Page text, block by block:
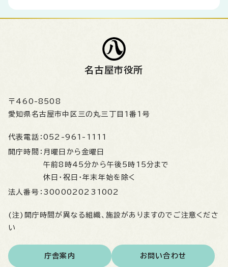
名古屋市役所
〒460-8508
愛知県名古屋市中区三の丸三丁目1番1号
代表電話： 052-961-1111
開庁時間： 月曜日から金曜日
午前8時45分から午後5時15分まで
休日・祝日・年末年始を除く
法人番号： 3000020231002
(注)開庁時間が異なる組織、施設がありますのでご注意くださ
い
庁舎案内 お問い合わせ